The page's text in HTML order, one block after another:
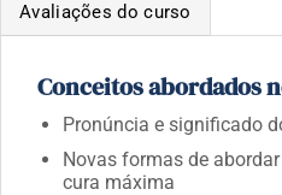
Avaliações do curso
Conceitos abordados
Pronúncia e significado
Novas formas de
cura máxima